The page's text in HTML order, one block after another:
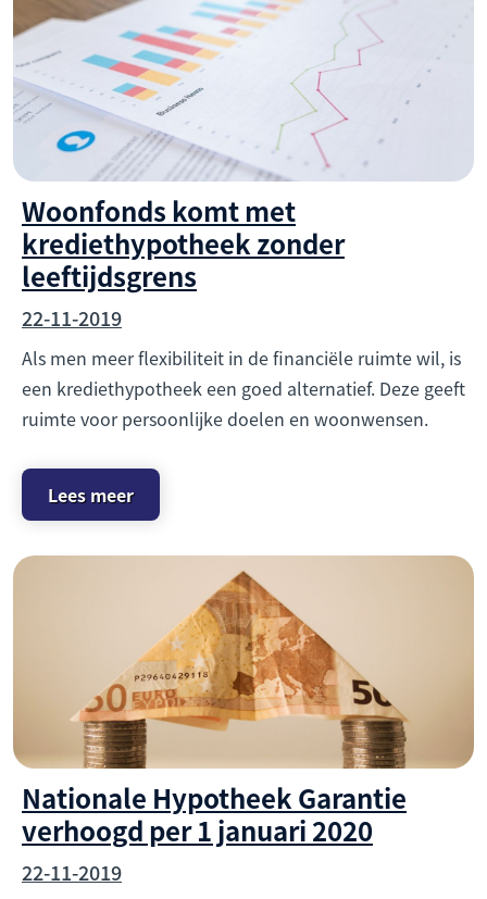
Woonfonds komt met
krediethypotheek zonder
leeftijdsgrens
22-11-2019
Als men meer flexibiliteit in de financiële ruimte wil, is
een krediethypotheek een goed alternatief. Deze geeft
ruimte voor persoonlijke doelen en woonwensen.
Lees meer
Nationale Hypotheek Garantie
verhoogd per 1 januari 2020
22-11-2019